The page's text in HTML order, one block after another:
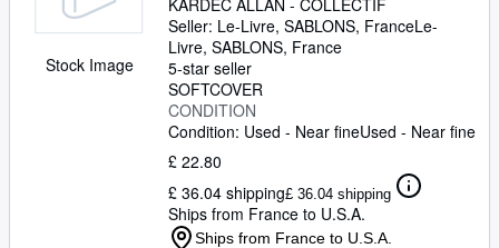
Stock Image
PAR J. CASAMAJOR - IL Y A
CINQUANTE ANS PAR GAULT
ET BOLLAND - L'INTEGRATION
DE LA CONSCIENCE PAR W.
DONNAY -
KARDEC ALLAN - COLLECTIF
Seller: Le-Livre, SABLONS, FranceLe-
Livre, SABLONS, France
5-star seller
SOFTCOVER
CONDITION
Condition: Used - Near fineUsed - Near fine
£ 22.80
£ 36.04 shipping£ 36.04 shipping
Ships from France to U.S.A.
Ships from France to U.S.A.